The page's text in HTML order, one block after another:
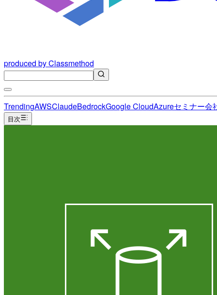
produced by Classmethod
TrendingAWSClaudeBedrockGoogle CloudAzureセミナー会
目次